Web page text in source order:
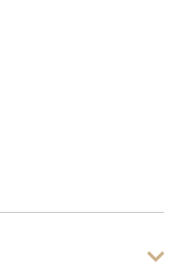
avec vue sur les
Piscine et sauna
TV. Barbecue.